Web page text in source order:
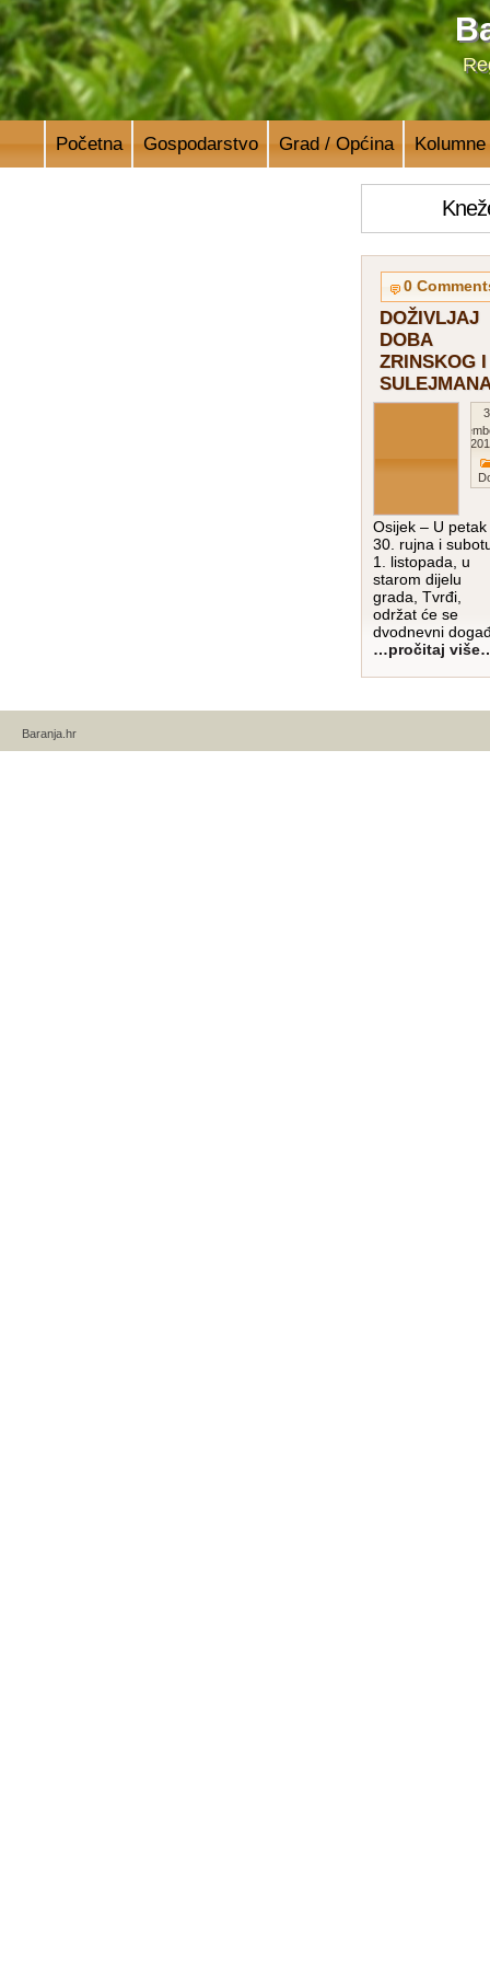
Početna Gospodarstvo Grad / Općina Kolumne
0
DOŽIVLJAJ
DOBA
ZRINSKOG I
Osijek – U petak
30. rujna i
1. listopada, u
starom dijelu
grada, Tvrđi,
održat će se
dvodnevni
…pročitaj
Baranja.hr